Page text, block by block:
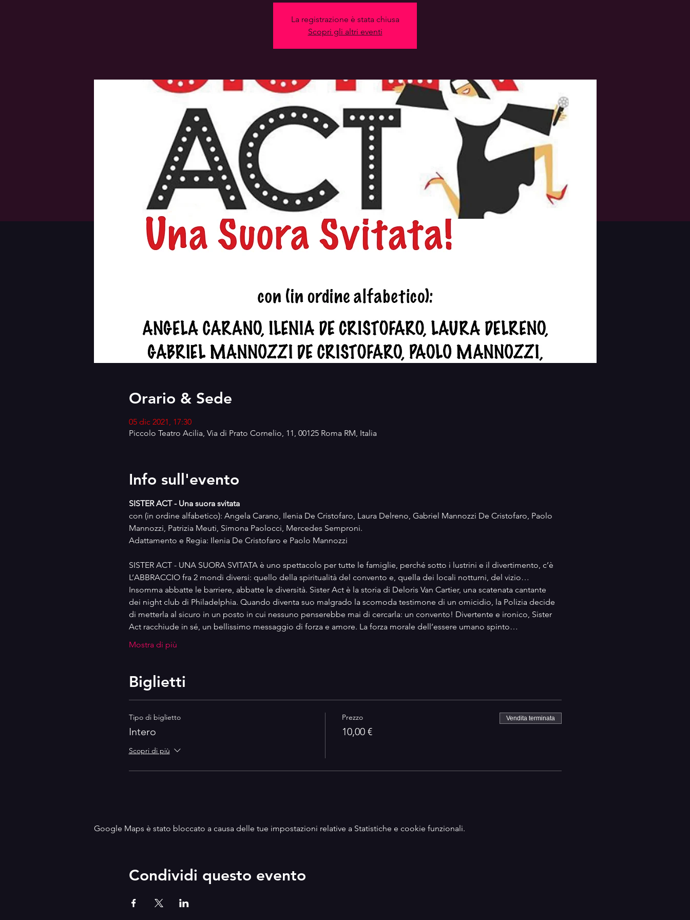
La registrazione è stata chiusa
Scopri gli altri eventi
Orario & Sede
05 dic 2021, 17:30
Piccolo Teatro Acilia, Via di Prato Cornelio, 11, 00125 Roma RM, Italia
Info sull'evento
SISTER ACT - Una suora svitata
con (in ordine alfabetico): Angela Carano, Ilenia De Cristofaro, Laura Delreno, Gabriel Mannozzi De Cristofaro, Paolo
Mannozzi, Patrizia Meuti, Simona Paolocci, Mercedes Semproni.
Adattamento e Regia: Ilenia De Cristofaro e Paolo Mannozzi
SISTER ACT - UNA SUORA SVITATA è uno spettacolo per tutte le famiglie, perché sotto i lustrini e il divertimento, c’è
L’ABBRACCIO fra 2 mondi diversi: quello della spiritualità del convento e, quella dei locali notturni, del vizio…
Insomma abbatte le barriere, abbatte le diversità. Sister Act è la storia di Deloris Van Cartier, una scatenata cantante
dei night club di Philadelphia. Quando diventa suo malgrado la scomoda testimone di un omicidio, la Polizia decide
di metterla al sicuro in un posto in cui nessuno penserebbe mai di cercarla: un convento! Divertente e ironico, Sister
Act racchiude in sé, un bellissimo messaggio di forza e amore. La forza morale dell’essere umano spinto…
Mostra di più
Biglietti
Tipo di biglietto
Intero
Scopri di più
Prezzo
10,00 €
Vendita terminata
Google Maps è stato bloccato a causa delle tue impostazioni relative a Statistiche e cookie funzionali.
Condividi questo evento